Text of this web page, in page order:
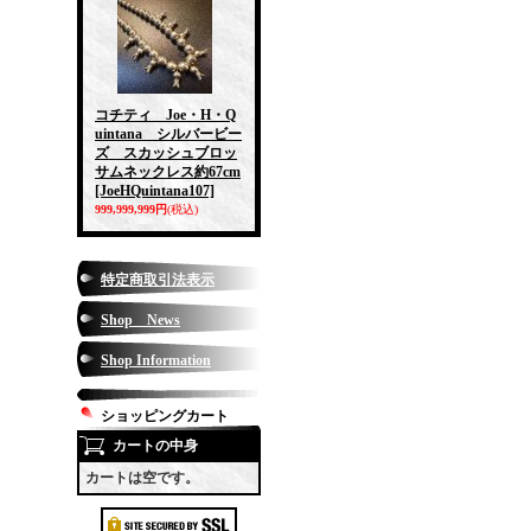
コチティ Joe・H・Q
uintana シルバービー
ズ スカッシュブロッ
サムネックレス約67cm
[JoeHQuintana107]
999,999,999円(税込)
特定商取引法表示
Shop News
Shop Information
ショッピングカート
カートの中身
カートは空です。